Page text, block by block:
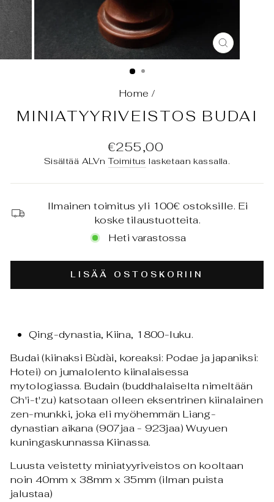
SULJE
(ESC)
Home /
MINIATYYRIVEISTOS BUDAI
Normaali
hinta
€255,00
Sisältää ALVnToimitus lasketaan kassalla.
Ilmainen toimitus yli 100€ ostoksille. Ei
koske tilaustuotteita.
Heti varastossa
LISÄÄ OSTOSKORIIN
Qing-dynastia, Kiina, 1800-luku.
Budai (kiinaksi Bùdài, koreaksi: Podae ja japaniksi:
Hotei) on jumalolento kiinalaisessa
mytologiassa. Budain (buddhalaiselta nimeltään
Ch'i-t'zu) katsotaan olleen eksentrinen kiinalainen
zen-munkki, joka eli myöhemmän Liang-
dynastian aikana (907jaa - 923jaa) Wuyuen
kuningaskunnassa Kiinassa.
Luusta veistetty miniatyyriveistos on kooltaan
noin 40mm x 38mm x 35mm (ilman puista
jalustaa)